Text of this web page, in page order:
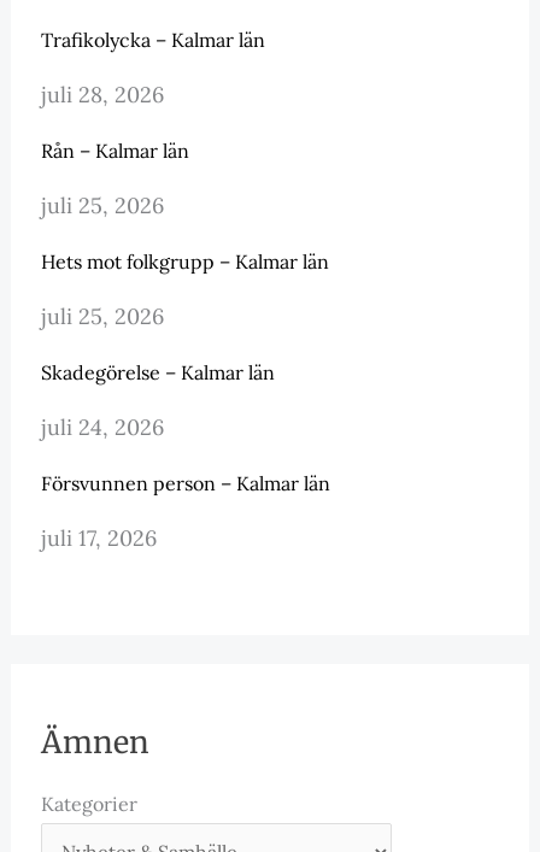
Trafikolycka – Kalmar län
juli 28, 2026
Rån – Kalmar län
juli 25, 2026
Hets mot folkgrupp – Kalmar län
juli 25, 2026
Skadegörelse – Kalmar län
juli 24, 2026
Försvunnen person – Kalmar län
juli 17, 2026
Ämnen
Kategorier